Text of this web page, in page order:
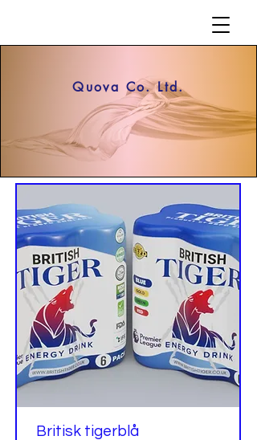
Quova Co. Ltd.
Britisk tigerblå